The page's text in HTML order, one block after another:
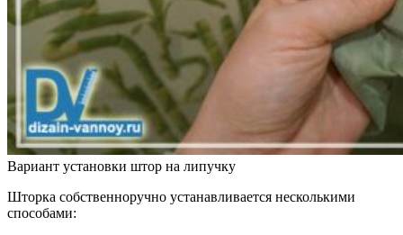
Вариант установки штор на липучку
Шторка собственноручно устанавливается несколькими
способами: